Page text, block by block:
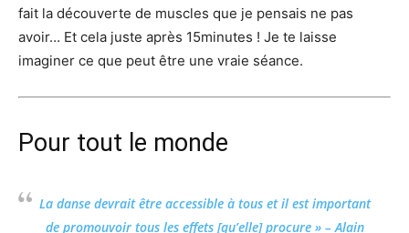
fait la découverte de muscles que je pensais ne pas
avoir… Et cela juste après 15minutes ! Je te laisse
imaginer ce que peut être une vraie séance.
Pour tout le monde
La danse devrait être accessible à tous et il est important
de promouvoir tous les effets [qu’elle] procure » –Alain